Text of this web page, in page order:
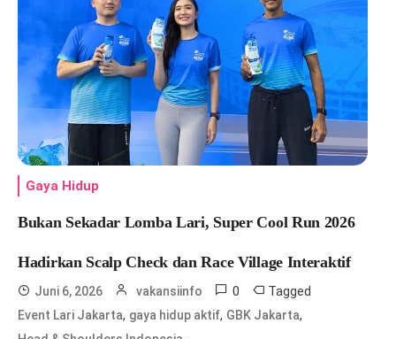
Gaya Hidup
Bukan Sekadar Lomba Lari, Super Cool Run 2026
Hadirkan Scalp Check dan Race Village Interaktif
Juni 6, 2026 vakansiinfo 0 Tagged
Event Lari Jakarta, gaya hidup aktif, GBK Jakarta,